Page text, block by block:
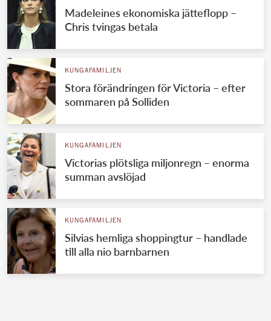
Madeleines ekonomiska jätteflopp –
Chris tvingas betala
KUNGAFAMILJEN
Stora förändringen för Victoria – efter
sommaren på Solliden
KUNGAFAMILJEN
Victorias plötsliga miljonregn – enorma
summan avslöjad
KUNGAFAMILJEN
Silvias hemliga shoppingtur – handlade
till alla nio barnbarnen